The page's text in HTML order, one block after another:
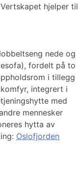
hjelper til
nede og
fordelt på to
i tillegg
integrert i
med
mennesker
hytta av
Oslofjorden